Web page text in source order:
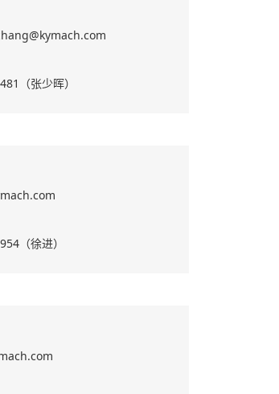
（张少晖）
（徐进）